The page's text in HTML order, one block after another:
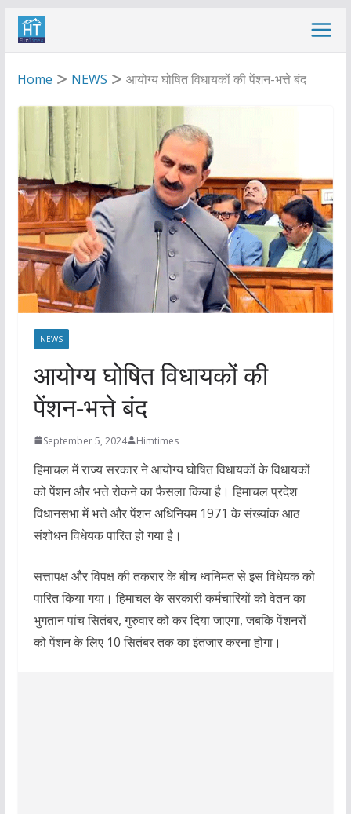
Skip
Home
NEWS आयोग्य घोषित विधायकों की पेंशन-भत्ते बंद
NEWS
आयोग्य घोषित विधायकों की
पेंशन-भत्ते बंद
September 5, 2024 Himtimes
हिमाचल में राज्य सरकार ने आयोग्य घोषित विधायकों के विधायकों
को पेंशन और भत्ते रोकने का फैसला किया है। हिमाचल प्रदेश
विधानसभा में भत्ते और पेंशन अधिनियम 1971 के संख्यांक आठ
संशोधन विधेयक पारित हो गया है।
सत्तापक्ष और विपक्ष की तकरार के बीच ध्वनिमत से इस विधेयक को
पारित किया गया। हिमाचल के सरकारी कर्मचारियों को वेतन का
भुगतान पांच सितंबर, गुरुवार को कर दिया जाएगा, जबकि पेंशनरों
को पेंशन के लिए 10 सितंबर तक का इंतजार करना होगा।